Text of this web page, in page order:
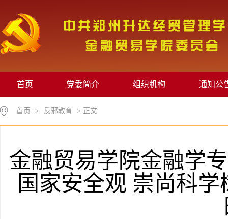
首页 党委简介 组织机构 通知公
首页 > 反邪教育 > 正文
金融贸易学院金融学
国家安全观 崇尚科